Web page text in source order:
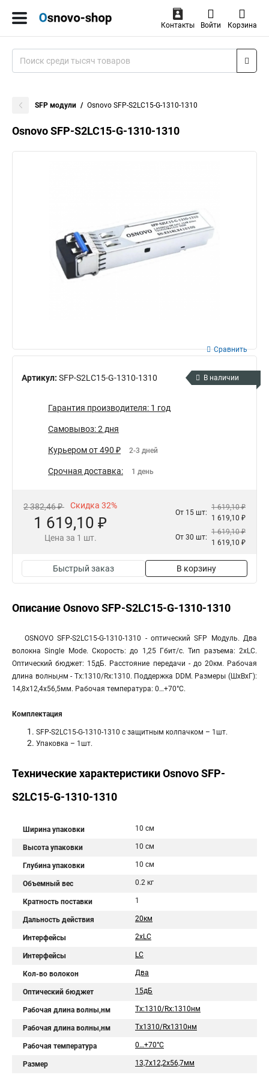
Контакты Войти Корзина
SFP модули Osnovo SFP-S2LC15-G-1310-1310
Osnovo SFP-S2LC15-G-1310-1310
Артикул: SFP-S2LC15-G-1310-1310
Сравнить
В наличии
Гарантия производителя: 1 год
Самовывоз: 2 дня
Курьером от 490 ₽ 2-3 дней
Срочная доставка: 1 день
2 382,46 ₽ Скидка 32%
1 619,10 ₽
Цена за 1 шт.
От 15 шт:
1 619,10 ₽
1 619,10 ₽
От 30 шт:
1 619,10 ₽
1 619,10 ₽
Быстрый заказ В корзину
Описание Osnovo SFP-S2LC15-G-1310-1310
OSNOVO SFP-S2LC15-G-1310-1310 - оптический SFP Модуль. Два
волокна Single Mode. Скорость: до 1,25 Гбит/c. Тип разъема: 2xLC.
Оптический бюджет: 15дБ. Расстояние передачи - до 20км. Рабочая
длина волны,нм - Tx:1310/Rx:1310. Поддержка DDM. Размеры (ШхВхГ):
14,8x12,4x56,5мм. Рабочая температура: 0…+70°С.
Комплектация
SFP-S2LC15-G-1310-1310 с защитным колпачком – 1шт.
Упаковка – 1шт.
Технические характеристики Osnovo SFP-
S2LC15-G-1310-1310
Ширина упаковки 10 см
Высота упаковки 10 см
Глубина упаковки 10 см
Объемный вес 0.2 кг
Кратность поставки 1
Дальность действия 20км
Интерфейсы 2xLC
Интерфейсы LC
Кол-во волокон Два
Оптический бюджет 15дБ
Рабочая длина волны,нм Tx:1310/Rx:1310нм
Рабочая длина волны,нм Tx1310/Rx1310нм
Рабочая температура 0…+70°С
Размер 13,7х12,2х56,7мм